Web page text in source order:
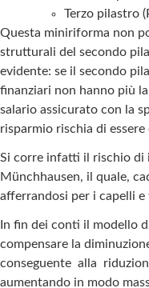
Terzo pilastro
Questa miniriforma non
strutturali del secondo
evidente: se il secondo
finanziari non hanno più
salario assicurato con la
risparmio rischia di
Si corre infatti il rischio di
Münchhausen, il quale,
afferrandosi per i capelli
In fin dei conti il modello
compensare la
conseguente alla
aumentando in modo